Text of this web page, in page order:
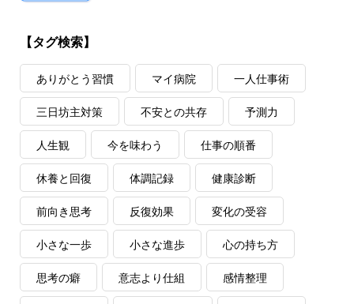
【タグ検索】
ありがとう習慣 マイ病院 一人仕事術
三日坊主対策 不安との共存 予測力
人生観 今を味わう 仕事の順番
休養と回復 体調記録 健康診断
前向き思考 反復効果 変化の受容
小さな一歩 小さな進歩 心の持ち方
思考の癖 意志より仕組 感情整理